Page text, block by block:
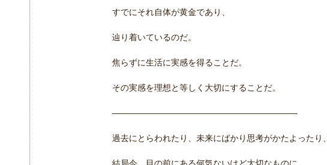
すでにそれ自体が黄金であり、
辿り着いているのだ。
焦らずに生活に実感を得ることだ。
その実感を理想と等しく大切にすることだ。
——————————————————————
過去にとらわれたり、未来にばかり思考がかたよったり